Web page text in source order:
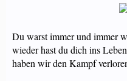
Du warst immer und immer
wieder hast du dich ins
haben wir den Kampf